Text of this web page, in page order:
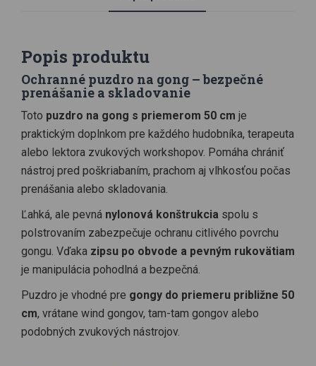
Popis produktu
Ochranné puzdro na gong – bezpečné
prenášanie a skladovanie
Toto puzdro na gong s priemerom 50 cm je
praktickým doplnkom pre každého hudobníka, terapeuta
alebo lektora zvukových workshopov. Pomáha chrániť
nástroj pred poškriabaním, prachom aj vlhkosťou počas
prenášania alebo skladovania.
Ľahká, ale pevná nylonová konštrukcia spolu s
polstrovaním zabezpečuje ochranu citlivého povrchu
gongu. Vďaka zipsu po obvode a pevným rukovätiam
je manipulácia pohodlná a bezpečná.
Puzdro je vhodné pre gongy do priemeru približne 50
cm, vrátane wind gongov, tam-tam gongov alebo
podobných zvukových nástrojov.